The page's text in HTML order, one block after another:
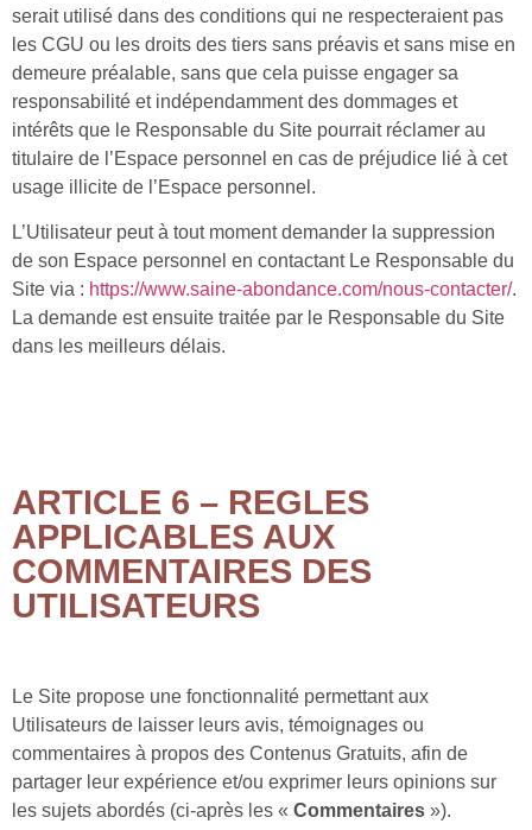
serait utilisé dans des conditions qui ne respecteraient pas
les CGU ou les droits des tiers sans préavis et sans mise en
demeure préalable, sans que cela puisse engager sa
responsabilité et indépendamment des dommages et
intérêts que le Responsable du Site pourrait réclamer au
titulaire de l’Espace personnel en cas de préjudice lié à cet
usage illicite de l’Espace personnel.
L’Utilisateur peut à tout moment demander la suppression
de son Espace personnel en contactant Le Responsable du
Site via : https://www.saine-abondance.com/nous-contacter/.
La demande est ensuite traitée par le Responsable du Site
dans les meilleurs délais.
ARTICLE 6 – REGLES
APPLICABLES AUX
COMMENTAIRES DES
UTILISATEURS
Le Site propose une fonctionnalité permettant aux
Utilisateurs de laisser leurs avis, témoignages ou
commentaires à propos des Contenus Gratuits, afin de
partager leur expérience et/ou exprimer leurs opinions sur
les sujets abordés (ci-après les « Commentaires »).